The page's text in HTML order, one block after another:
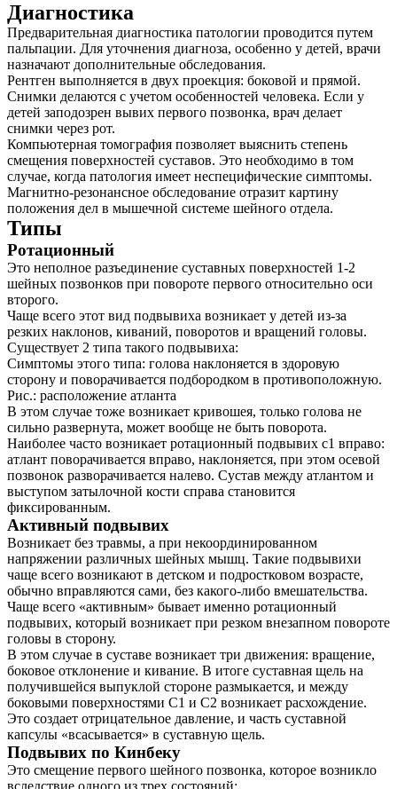
Диагностика
Предварительная диагностика патологии проводится путем
пальпации. Для уточнения диагноза, особенно у детей, врачи
назначают дополнительные обследования.
Рентген выполняется в двух проекция: боковой и прямой.
Снимки делаются с учетом особенностей человека. Если у
детей заподозрен вывих первого позвонка, врач делает
снимки через рот.
Компьютерная томография позволяет выяснить степень
смещения поверхностей суставов. Это необходимо в том
случае, когда патология имеет неспецифические симптомы.
Магнитно-резонансное обследование отразит картину
положения дел в мышечной системе шейного отдела.
Типы
Ротационный
Это неполное разъединение суставных поверхностей 1-2
шейных позвонков при повороте первого относительно оси
второго.
Чаще всего этот вид подвывиха возникает у детей из-за
резких наклонов, киваний, поворотов и вращений головы.
Существует 2 типа такого подвывиха:
Симптомы этого типа: голова наклоняется в здоровую
сторону и поворачивается подбородком в противоположную.
Рис.: расположение атланта
В этом случае тоже возникает кривошея, только голова не
сильно развернута, может вообще не быть поворота.
Наиболее часто возникает ротационный подвывих с1 вправо:
атлант поворачивается вправо, наклоняется, при этом осевой
позвонок разворачивается налево. Сустав между атлантом и
выступом затылочной кости справа становится
фиксированным.
Активный подвывих
Возникает без травмы, а при некоординированном
напряжении различных шейных мышц. Такие подвывихи
чаще всего возникают в детском и подростковом возрасте,
обычно вправляются сами, без какого-либо вмешательства.
Чаще всего «активным» бывает именно ротационный
подвывих, который возникает при резком внезапном повороте
головы в сторону.
В этом случае в суставе возникает три движения: вращение,
боковое отклонение и кивание. В итоге суставная щель на
получившейся выпуклой стороне размыкается, и между
боковыми поверхностями C1 и C2 возникает расхождение.
Это создает отрицательное давление, и часть суставной
капсулы «всасывается» в суставную щель.
Подвывих по Кинбеку
Это смещение первого шейного позвонка, которое возникло
вследствие одного из трех состояний: